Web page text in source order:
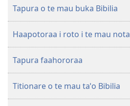
ao
apî
Huriraa
o
te
Tapura o te mau buka Bibilia
Haapotoraa i roto i te mau nota
Tapura faahororaa
Titionare o te mau taˈo Bibilia